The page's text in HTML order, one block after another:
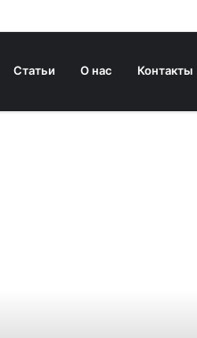
Статьи О нас Контакты